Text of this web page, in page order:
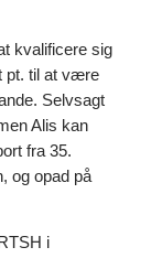
kvalificere sig
pt. til at være
Selvsagt
Alis kan
fra 35.
og opad på
i